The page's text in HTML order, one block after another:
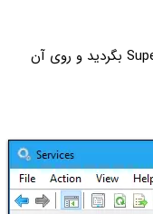
ویندوز، در لیست به دنبال نام Superfetch بگردید و روی آن